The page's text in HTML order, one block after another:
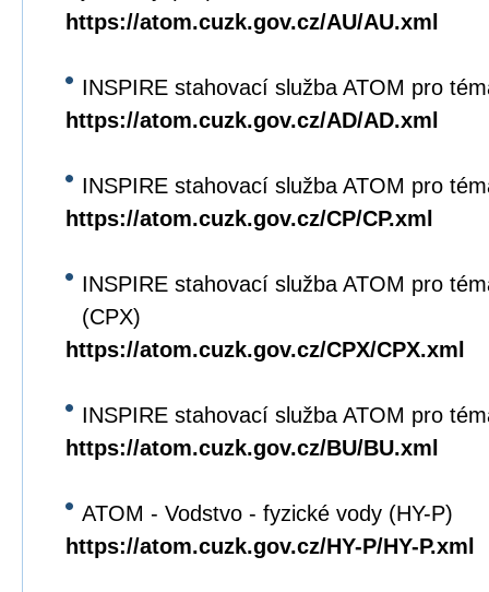
https://atom.cuzk.gov.cz/AU/AU.xml
INSPIRE stahovací služba ATOM pro
https://atom.cuzk.gov.cz/AD/AD.xml
INSPIRE stahovací služba ATOM pro
https://atom.cuzk.gov.cz/CP/CP.xml
INSPIRE stahovací služba ATOM pro
(CPX)
https://atom.cuzk.gov.cz/CPX/CPX.xml
INSPIRE stahovací služba ATOM pro
https://atom.cuzk.gov.cz/BU/BU.xml
ATOM - Vodstvo - fyzické vody (HY-P)
https://atom.cuzk.gov.cz/HY-P/HY-P.xml